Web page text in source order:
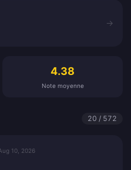
→
4.38
Note moyenne
20 / 572
10, 2026